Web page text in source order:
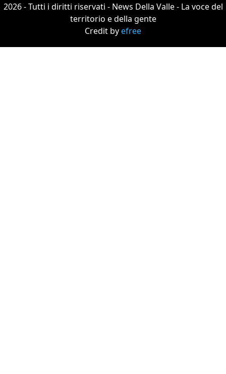
2026 - Tutti i diritti riservati - News Della Valle - La voce del
territorio e della gente
Credit byefree